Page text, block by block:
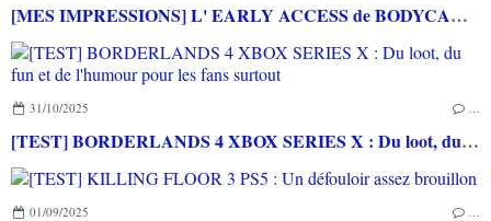
[MES IMPRESSIONS] L' EARLY ACCESS de BODYCAM PC
31/10/2025
[TEST] BORDERLANDS 4 XBOX SERIES X : Du loot, du fun et de l'humour pour les fans surtout
01/09/2025